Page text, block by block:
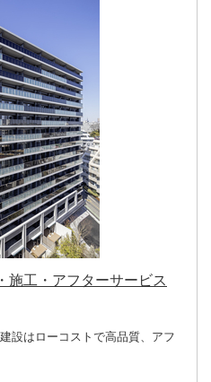
施工・アフターサービス
設はローコストで高品質、アフ